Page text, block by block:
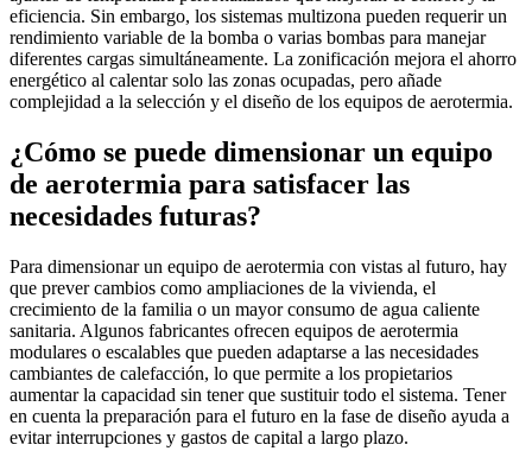
eficiencia. Sin embargo, los sistemas multizona pueden requerir un
rendimiento variable de la bomba o varias bombas para manejar
diferentes cargas simultáneamente. La zonificación mejora el ahorro
energético al calentar solo las zonas ocupadas, pero añade
complejidad a la selección y el diseño de los equipos de aerotermia.
¿Cómo se puede dimensionar un equipo
de aerotermia para satisfacer las
necesidades futuras?
Para dimensionar un equipo de aerotermia con vistas al futuro, hay
que prever cambios como ampliaciones de la vivienda, el
crecimiento de la familia o un mayor consumo de agua caliente
sanitaria. Algunos fabricantes ofrecen equipos de aerotermia
modulares o escalables que pueden adaptarse a las necesidades
cambiantes de calefacción, lo que permite a los propietarios
aumentar la capacidad sin tener que sustituir todo el sistema. Tener
en cuenta la preparación para el futuro en la fase de diseño ayuda a
evitar interrupciones y gastos de capital a largo plazo.